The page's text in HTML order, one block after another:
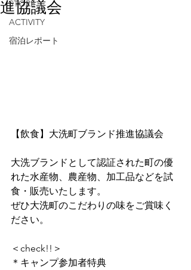
STORE
ACTIVITY
宿泊レポート
進協議会
【飲食】大洗町ブランド推進協議会
大洗ブランドとして認証された町の優
れた水産物、農産物、加工品などを試
食・販売いたします。
ぜひ大洗町のこだわりの味をご賞味く
ださい。
＜check!!＞
＊キャンプ参加者特典